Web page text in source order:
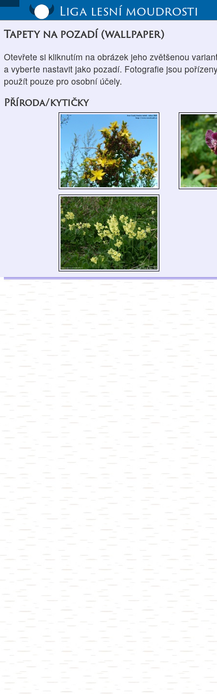
Liga lesní moudrosti
Tapety na pozadí (wallpaper)
Otevřete si kliknutím na obrázek jeho zvětšenou
a vyberte nastavit jako pozadí. Fotografie jsou
použít pouze pro osobní účely.
Příroda/kytičky